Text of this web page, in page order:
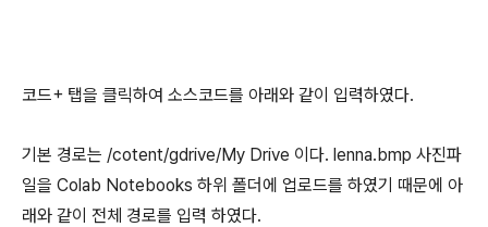
코드+ 탭을 클릭하여 소스코드를 아래와 같이 입력하였다.
기본 경로는 /cotent/gdrive/My Drive 이다. lenna.bmp 사진파
일을 Colab Notebooks 하위 폴더에 업로드를 하였기 때문에 아
래와 같이 전체 경로를 입력 하였다.